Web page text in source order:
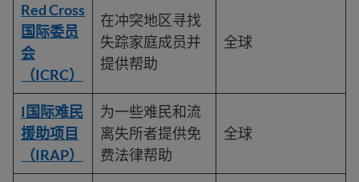
Red Cross
国际委员
会
（ICRC）
在冲突地区寻找
失踪家庭成员并
提供帮助
全球
I 国际难民
援助项目
（IRAP）
为一些难民和流
离失所者提供免
费法律帮助
全球